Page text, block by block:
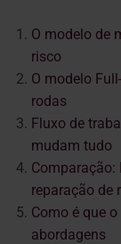
O modelo de
risco
O modelo
rodas
Fluxo de
mudam tudo
reparação de
Como é que
abordagens